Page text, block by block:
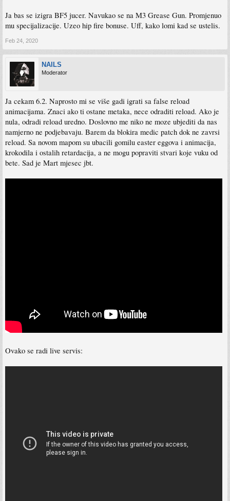
Ja bas se izigra BF5 jucer. Navukao se na M3 Grease Gun. Promjenuo
mu specijalizacije. Uzeo hip fire bonuse. Uff, kako lomi kad se ustelis.
Feb 24, 2020
NAILS
Moderator
Ja cekam 6.2. Naprosto mi se više gadi igrati sa false reload
animacijama. Znaci ako ti ostane metaka, nece odraditi reload. Ako je
nula, odradi reload uredno. Doslovno me niko ne moze ubjediti da nas
namjerno ne podjebavaju. Barem da blokira medic patch dok ne zavrsi
reload. Sa novom mapom su ubacili gomilu easter eggova i animacija,
krokodila i ostalih retardacija, a ne mogu popraviti stvari koje vuku od
bete. Sad je Mart mjesec jbt.
Ovako se radi live servis: